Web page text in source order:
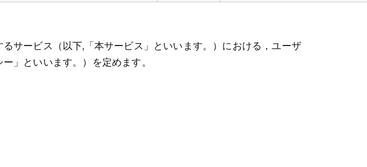
サービス（以下,「本サービス」といいます。）における，ユーザ
」といいます。）を定めます。